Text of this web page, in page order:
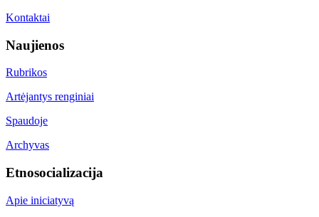
Kontaktai
Naujienos
Rubrikos
Artėjantys renginiai
Spaudoje
Archyvas
Etnosocializacija
Apie iniciatyvą